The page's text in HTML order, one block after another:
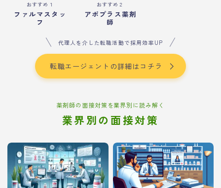
おすすめ１
ファルマスタッ
フ
おすすめ２
アポプラス薬剤
師
代理人を介した転職活動で採用効率UP
転職エージェントの詳細はコチラ
薬剤師の面接対策を業界別に読み解く
業界別の面接対策